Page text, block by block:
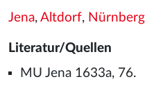
Jena, Altdorf, Nürnberg
Literatur/Quellen
MU Jena 1633a, 76.